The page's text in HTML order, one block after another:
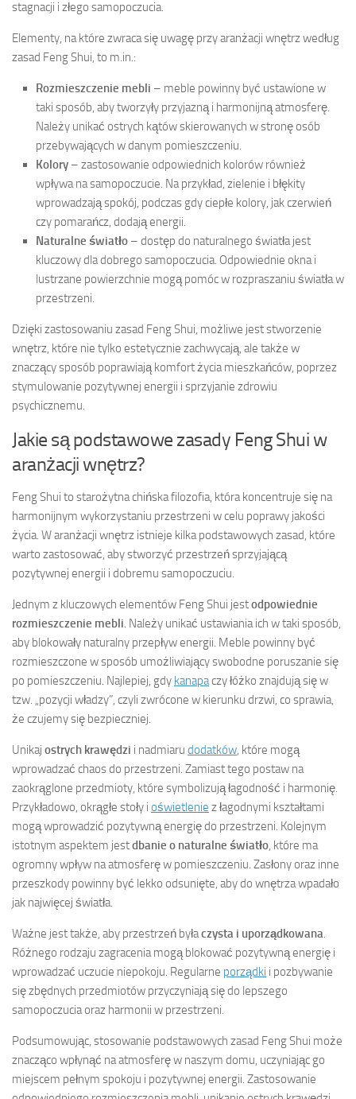
stagnacji i złego samopoczucia.
Elementy, na które zwraca się uwagę przy aranżacji wnętrz według
zasad Feng Shui, to m.in.:
Rozmieszczenie mebli – meble powinny być ustawione w
taki sposób, aby tworzyły przyjazną i harmonijną atmosferę.
Należy unikać ostrych kątów skierowanych w stronę osób
przebywających w danym pomieszczeniu.
Kolory – zastosowanie odpowiednich kolorów również
wpływa na samopoczucie. Na przykład, zielenie i błękity
wprowadzają spokój, podczas gdy ciepłe kolory, jak czerwień
czy pomarańcz, dodają energii.
Naturalne światło – dostęp do naturalnego światła jest
kluczowy dla dobrego samopoczucia. Odpowiednie okna i
lustrzane powierzchnie mogą pomóc w rozpraszaniu światła w
przestrzeni.
Dzięki zastosowaniu zasad Feng Shui, możliwe jest stworzenie
wnętrz, które nie tylko estetycznie zachwycają, ale także w
znaczący sposób poprawiają komfort życia mieszkańców, poprzez
stymulowanie pozytywnej energii i sprzyjanie zdrowiu
psychicznemu.
Jakie są podstawowe zasady Feng Shui w
aranżacji wnętrz?
Feng Shui to starożytna chińska filozofia, która koncentruje się na
harmonijnym wykorzystaniu przestrzeni w celu poprawy jakości
życia. W aranżacji wnętrz istnieje kilka podstawowych zasad, które
warto zastosować, aby stworzyć przestrzeń sprzyjającą
pozytywnej energii i dobremu samopoczuciu.
Jednym z kluczowych elementów Feng Shui jestodpowiednie
rozmieszczenie mebli. Należy unikać ustawiania ich w taki sposób,
aby blokowały naturalny przepływ energii. Meble powinny być
rozmieszczone w sposób umożliwiający swobodne poruszanie się
po pomieszczeniu. Najlepiej, gdy kanapaczy łóżko znajdują się w
tzw. „pozycji władzy”, czyli zwrócone w kierunku drzwi, co sprawia,
że czujemy się bezpieczniej.
Unikaj ostrych krawędzi i nadmiaru dodatków, które mogą
wprowadzać chaos do przestrzeni. Zamiast tego postaw na
zaokrąglone przedmioty, które symbolizują łagodność i harmonię.
Przykładowo, okrągłe stoły i oświetlenie z łagodnymi kształtami
mogą wprowadzić pozytywną energię do przestrzeni. Kolejnym
istotnym aspektem jestdbanie o naturalne światło, które ma
ogromny wpływ na atmosferę w pomieszczeniu. Zasłony oraz inne
przeszkody powinny być lekko odsunięte, aby do wnętrza wpadało
jak najwięcej światła.
Ważne jest także, aby przestrzeń byłaczysta i uporządkowana.
Różnego rodzaju zagracenia mogą blokować pozytywną energię i
wprowadzać uczucie niepokoju. Regularne porządki i pozbywanie
się zbędnych przedmiotów przyczyniają się do lepszego
samopoczucia oraz harmonii w przestrzeni.
Podsumowując, stosowanie podstawowych zasad Feng Shui może
znacząco wpłynąć na atmosferę w naszym domu, uczyniając go
miejscem pełnym spokoju i pozytywnej energii. Zastosowanie